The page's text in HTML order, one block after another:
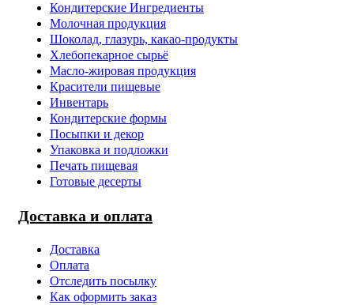
Кондитерские Ингредиенты
Молочная продукция
Шоколад, глазурь, какао-продукты
Хлебопекарное сырьё
Масло-жировая продукция
Красители пищевые
Инвентарь
Кондитерские формы
Посыпки и декор
Упаковка и подложки
Печать пищевая
Готовые десерты
Доставка и оплата
Доставка
Оплата
Отследить посылку
Как оформить заказ